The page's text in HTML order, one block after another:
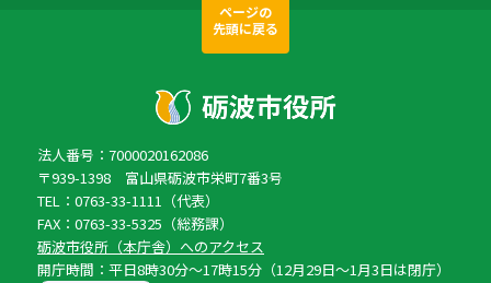
ページの
先頭に戻る
法人番号：7000020162086
〒939-1398 富山県砺波市栄町7番3号
TEL：0763-33-1111（代表）
FAX：0763-33-5325（総務課）
砺波市役所（本庁舎）へのアクセス
開庁時間：平日8時30分〜17時15分（12月29日〜1月3日は閉庁）